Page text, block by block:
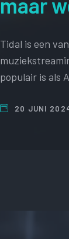
Tidal is een
populair is als
20 JUNI